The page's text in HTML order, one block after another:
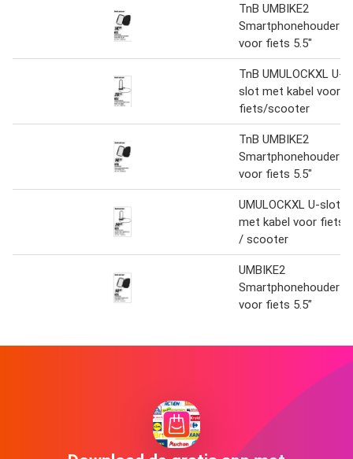
TnB UMBIKE2
Smartphonehouder
voor fiets 5.5"
TnB UMULOCKXL U-
slot met kabel voor
fiets/scooter
TnB UMBIKE2
Smartphonehouder
voor fiets 5.5"
UMULOCKXL U-slot
met kabel voor fiets
/ scooter
UMBIKE2
Smartphonehouder
voor fiets 5.5”